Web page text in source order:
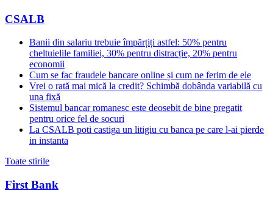
CSALB
Banii din salariu trebuie împărțiți astfel: 50% pentru
cheltuielile familiei, 30% pentru distracție, 20% pentru
economii
Cum se fac fraudele bancare online și cum ne ferim de ele
Vrei o rată mai mică la credit? Schimbă dobânda variabilă cu
una fixă
Sistemul bancar romanesc este deosebit de bine pregatit
pentru orice fel de socuri
La CSALB poti castiga un litigiu cu banca pe care l-ai pierde
in instanta
Toate stirile
First Bank